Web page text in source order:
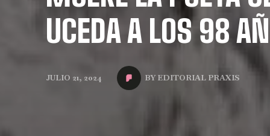
UCEDA A LOS 98
JULIO 21, 2024 BY EDITORIAL PRAXIS